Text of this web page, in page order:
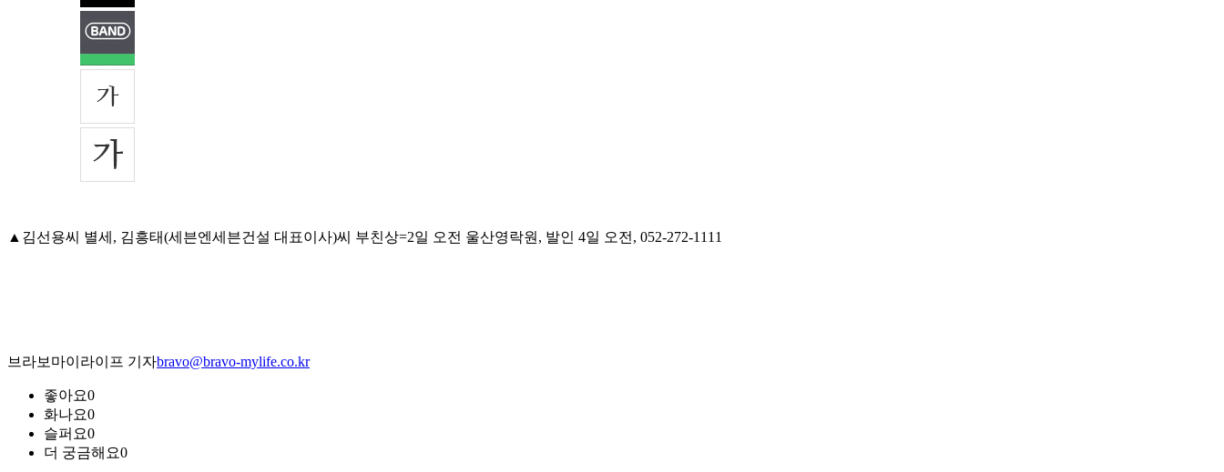
▲김선용씨 별세, 김흥태(세븐엔세븐건설 대표이사)씨 부친상=2일 오전 울산영락원, 발인 4일 오전, 052-272-1111
브라보마이라이프 기자bravo@bravo-mylife.co.kr
좋아요0
화나요0
슬퍼요0
더 궁금해요0